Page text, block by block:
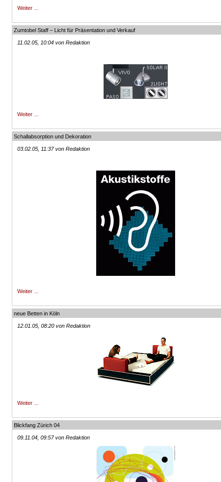
Weiter ...
Zumtobel Staff – Licht für Präsentation und Verkauf
11.02.05, 10:04 von Redaktion
Weiter ...
Schallabsorption und Dekoration
03.02.05, 11:37 von Redaktion
Weiter ...
neue Betten in Köln
12.01.05, 08:20 von Redaktion
Weiter ...
Blickfang Zürich 04
09.11.04, 09:57 von Redaktion